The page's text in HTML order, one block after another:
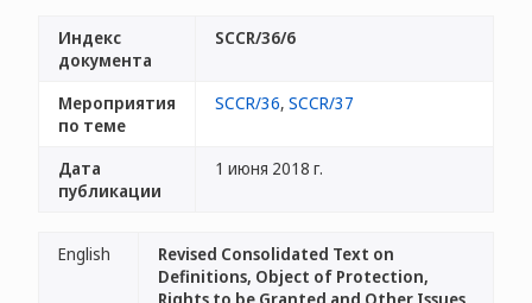
Индекс
документа
SCCR/36/6
Мероприятия
по теме
SCCR/36, SCCR/37
Дата
публикации
1 июня 2018 г.
English
Revised Consolidated Text on
Definitions, Object of Protection,